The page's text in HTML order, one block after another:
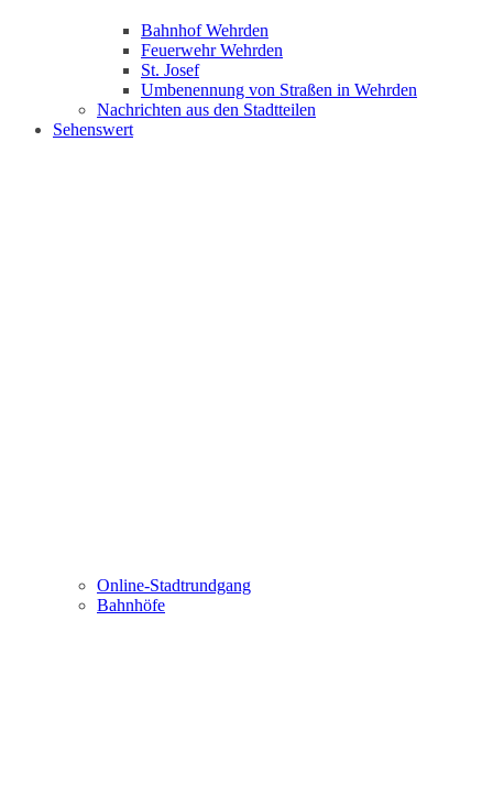
Bahnhof Wehrden
Feuerwehr Wehrden
St. Josef
Umbenennung von Straßen in Wehrden
Nachrichten aus den Stadtteilen
Sehenswert
Online-Stadtrundgang
Bahnhöfe